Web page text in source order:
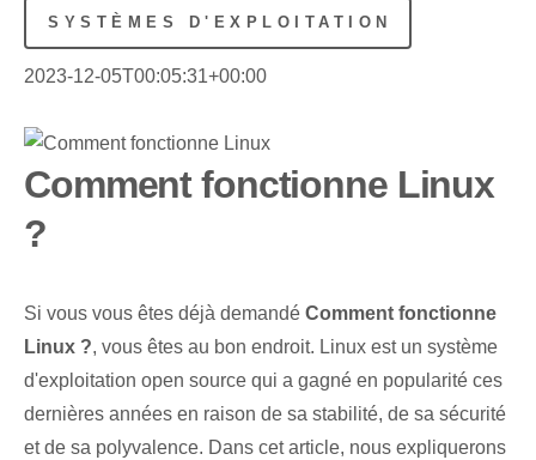
SYSTÈMES D'EXPLOITATION
2023-12-05T00:05:31+00:00
Comment fonctionne Linux
?
Si vous vous êtes déjà demandé Comment fonctionne
Linux ?, vous êtes au bon endroit. Linux est un système
d'exploitation open source qui a gagné en popularité ces
dernières années en raison de sa stabilité, de sa sécurité
et de sa polyvalence. Dans cet article, nous expliquerons